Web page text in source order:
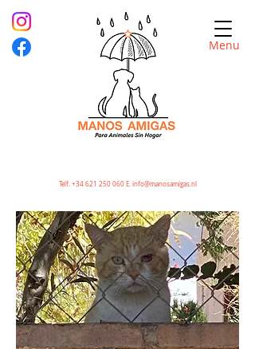
Telf. +34 621 250 060 E. info@manosamigas.nl
Menu